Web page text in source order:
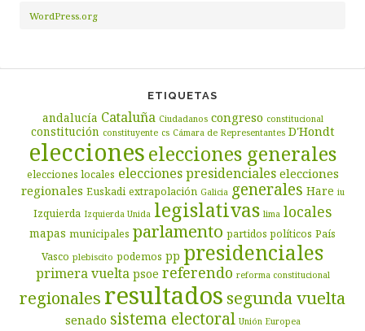
WordPress.org
ETIQUETAS
andalucía Cataluña Ciudadanos congreso constitucional
constitución constituyente cs Cámara de Representantes D'Hondt
eleccioneselecciones generales
elecciones locales elecciones presidenciales elecciones
regionales Euskadi extrapolación Galicia generales Hare iu
Izquierda Izquierda Unida legislativas lima locales
mapas municipales parlamento partidos políticos País
Vasco plebiscito podemos pp presidenciales
primera vuelta psoe referendo reforma constitucional
regionales resultadossegunda vuelta
senado sistema electoral Unión Europea